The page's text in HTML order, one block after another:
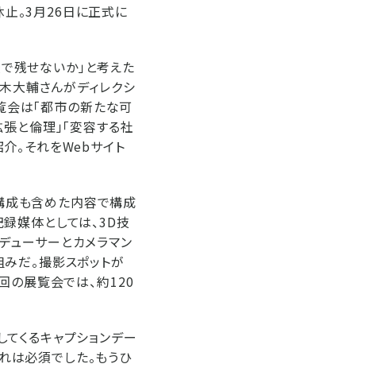
。3月26日に正式に
残せないか」と考えた
大輔さんがディレクシ
会は「都市の新たな可
と倫理」「変容する社
。それをWebサイト
成も含めた内容で構成
録媒体としては、3D技
ューサーとカメラマン
だ。撮影スポットが
の展覧会では、約120
くるキャプションデー
は必須でした。もうひ